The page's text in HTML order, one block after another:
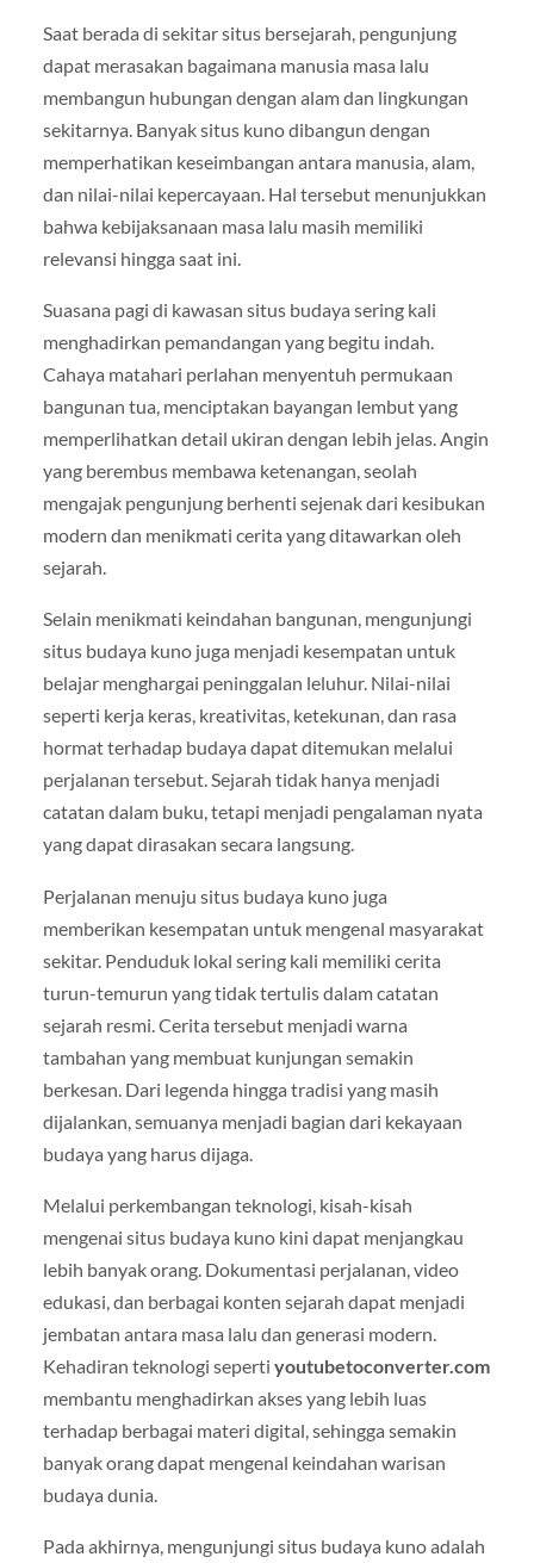
Saat berada di sekitar situs bersejarah, pengunjung
dapat merasakan bagaimana manusia masa lalu
membangun hubungan dengan alam dan lingkungan
sekitarnya. Banyak situs kuno dibangun dengan
memperhatikan keseimbangan antara manusia, alam,
dan nilai-nilai kepercayaan. Hal tersebut menunjukkan
bahwa kebijaksanaan masa lalu masih memiliki
relevansi hingga saat ini.
Suasana pagi di kawasan situs budaya sering kali
menghadirkan pemandangan yang begitu indah.
Cahaya matahari perlahan menyentuh permukaan
bangunan tua, menciptakan bayangan lembut yang
memperlihatkan detail ukiran dengan lebih jelas. Angin
yang berembus membawa ketenangan, seolah
mengajak pengunjung berhenti sejenak dari kesibukan
modern dan menikmati cerita yang ditawarkan oleh
sejarah.
Selain menikmati keindahan bangunan, mengunjungi
situs budaya kuno juga menjadi kesempatan untuk
belajar menghargai peninggalan leluhur. Nilai-nilai
seperti kerja keras, kreativitas, ketekunan, dan rasa
hormat terhadap budaya dapat ditemukan melalui
perjalanan tersebut. Sejarah tidak hanya menjadi
catatan dalam buku, tetapi menjadi pengalaman nyata
yang dapat dirasakan secara langsung.
Perjalanan menuju situs budaya kuno juga
memberikan kesempatan untuk mengenal masyarakat
sekitar. Penduduk lokal sering kali memiliki cerita
turun-temurun yang tidak tertulis dalam catatan
sejarah resmi. Cerita tersebut menjadi warna
tambahan yang membuat kunjungan semakin
berkesan. Dari legenda hingga tradisi yang masih
dijalankan, semuanya menjadi bagian dari kekayaan
budaya yang harus dijaga.
Melalui perkembangan teknologi, kisah-kisah
mengenai situs budaya kuno kini dapat menjangkau
lebih banyak orang. Dokumentasi perjalanan, video
edukasi, dan berbagai konten sejarah dapat menjadi
jembatan antara masa lalu dan generasi modern.
Kehadiran teknologi seperti youtubetoconverter.com
membantu menghadirkan akses yang lebih luas
terhadap berbagai materi digital, sehingga semakin
banyak orang dapat mengenal keindahan warisan
budaya dunia.
Pada akhirnya, mengunjungi situs budaya kuno adalah